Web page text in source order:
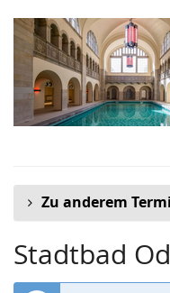
Zum
Haupt-
Inhalt
springen
Zu anderem
Stadtbad